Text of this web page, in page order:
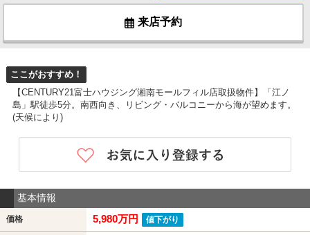
来店予約
ここがおすすめ！
【CENTURY21富士ハウジング湘南モールフィル店取扱物件】「江ノ
島」駅徒歩5分。南西向き、リビング・バルコニーから海が望めます。
(天候により)
基本情報
価格 5,980万円 値下がり